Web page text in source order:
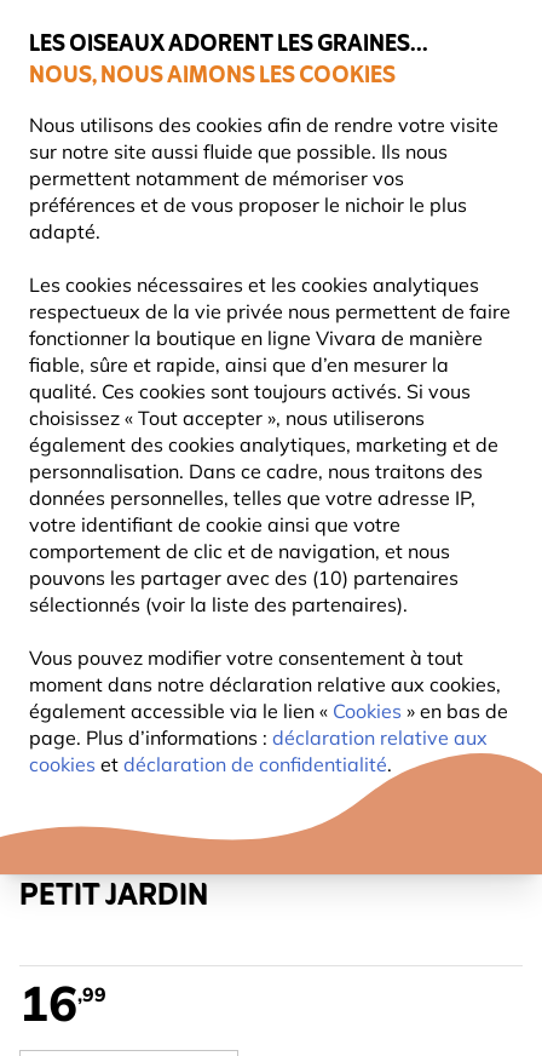
LES OISEAUX ADORENT LES GRAINES...
NOUS, NOUS AIMONS LES COOKIES
Nous utilisons des cookies afin de rendre votre visite
sur notre site aussi fluide que possible. Ils nous
permettent notamment de mémoriser vos
préférences et de vous proposer le nichoir le plus
adapté.
Les cookies nécessaires et les cookies analytiques
respectueux de la vie privée nous permettent de faire
fonctionner la boutique en ligne Vivara de manière
fiable, sûre et rapide, ainsi que d’en mesurer la
qualité. Ces cookies sont toujours activés. Si vous
choisissez « Tout accepter », nous utiliserons
également des cookies analytiques, marketing et de
personnalisation. Dans ce cadre, nous traitons des
données personnelles, telles que votre adresse IP,
votre identifiant de cookie ainsi que votre
comportement de clic et de navigation, et nous
pouvons les partager avec des (10) partenaires
sélectionnés (voir la liste des partenaires).
Vous pouvez modifier votre consentement à tout
moment dans notre déclaration relative aux cookies,
également accessible via le lien « Cookies » en bas de
page. Plus d’informations : déclaration relative aux
cookies et déclaration de confidentialité.
catégories.
Très bien noté dans 11 pays
Livraison express gratuite dès 59 €
Les jolies plantes Vivara Bulbes
MÉLANGE DE 25 BULBES BIO
PETIT JARDIN
16,99